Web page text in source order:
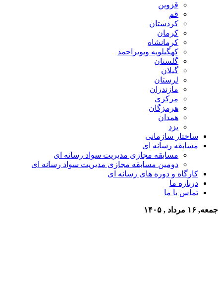
قزوین
قم
کردستان
کرمان
کرمانشاه
کهگیلویه وبویراحمد
گلستان
گیلان
لرستان
مازندران
مرکزی
هرمزگان
همدان
یزد
ساختار سازمانی
مسابقه رسانه ای
مسابقه مجازی مدیریت سواد رسانه ای
دومین مسابقه مجازی مدیریت سواد رسانه ای
کارگاه و دوره های رسانه ای
درباره ما
تماس با ما
جمعه, ۱۶ مرداد , ۱۴۰۵